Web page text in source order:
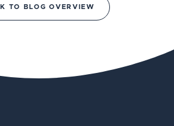
TO BLOG OVERVIEW